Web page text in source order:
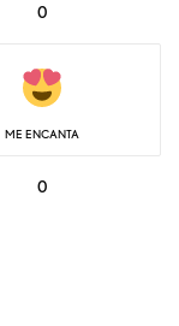
0
ME ENCANTA
0